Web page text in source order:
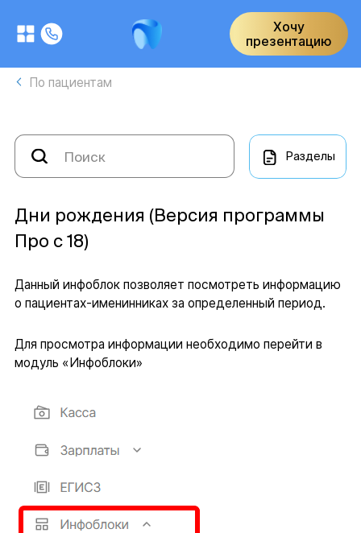
Хочу
презентацию
По пациентам
Разделы
Дни рождения (Версия программы
Про с 18)
Данный инфоблок позволяет посмотреть информацию
о пациентах-именинниках за определенный период.
Для просмотра информации необходимо перейти в
модуль «Инфоблоки»